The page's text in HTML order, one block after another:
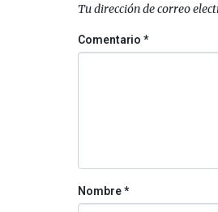
Tu dirección de correo
Comentario*
Nombre*